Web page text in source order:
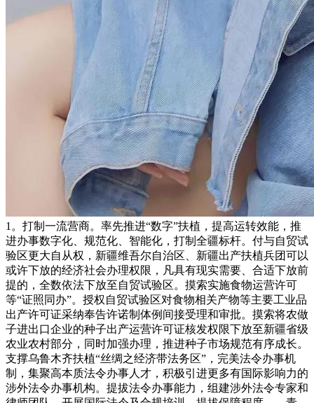
1。打制一流营商。率先推进“数字”扶植，提高运转效能，推
进办事数字化、规范化、智能化，打制全疆标杆。付与自贸试
验区更大自从权，新疆维吾尔自治区、新疆出产扶植兵团可以
或许下放的经济社会办理权限，凡具有现实需要、合适下放前
提的，全数依法下放至自贸试验区。摸索实施食物运营许可
等“证照同办”。授权自贸试验区对食物相关产物等主要工业品
出产许可证采纳奉告许诺制体例间接受理和审批。摸索将农做
子进出口企业的种子出产运营许可证核发权限下放至新疆省级
农业农村部分，同时加强办理，推进种子市场规范有序成长。
支撑乌鲁木齐扶植“丝绸之经济带法务区”，完美法令办事机
制，集聚高本质法令办事人才，积极引进更多有国际影响力的
涉外法令办事机构。提拔法令办事能力，组建涉外法令专家和